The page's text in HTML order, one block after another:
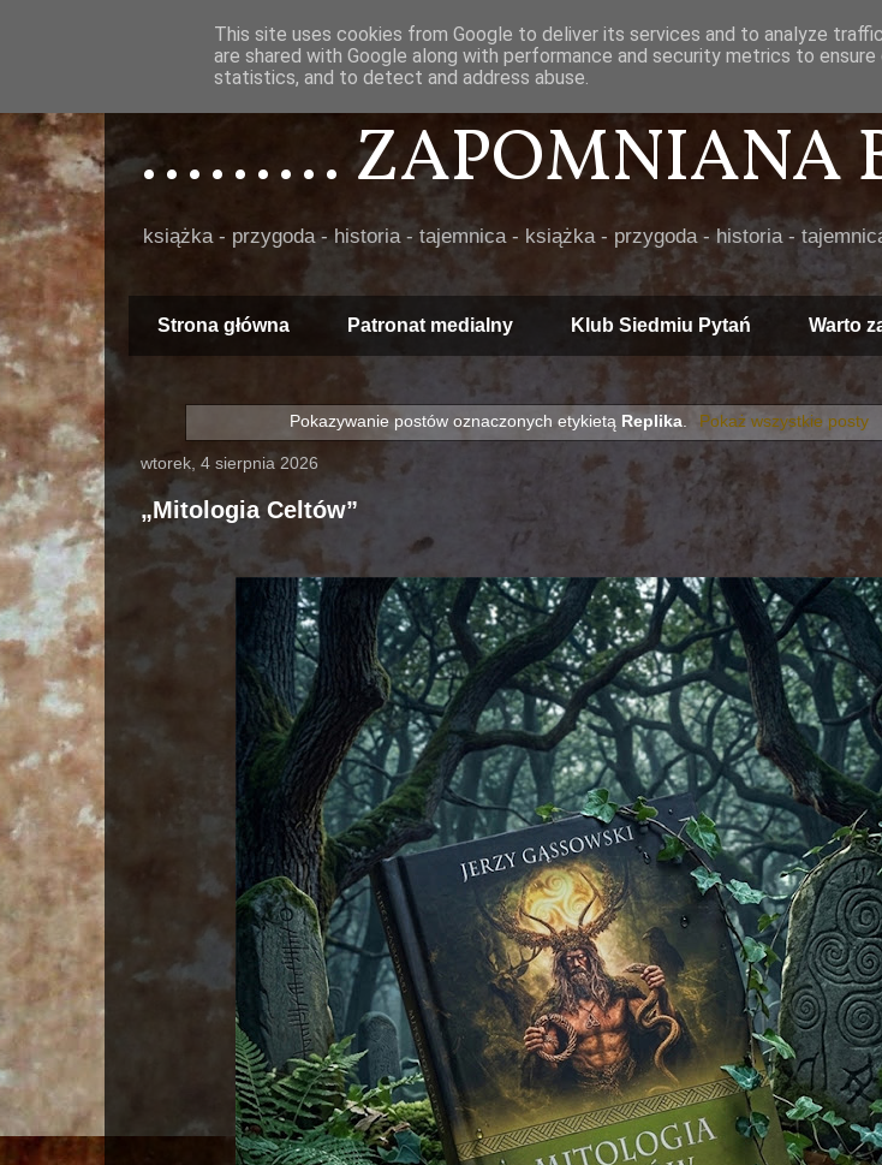
......... ZAPOMNIANA
książka - przygoda - historia - tajemnica - książka - przygoda - historia -
Strona główna Patronat medialny Klub Siedmiu Pytań Warto
Pokazywanie postów oznaczonych etykietą Replika. Pokaż wszystkie posty
wtorek, 4 sierpnia 2026
„Mitologia Celtów”
This site uses cookies from Google to deliver its services and to analyze
are shared with Google along with performance and security metrics to
statistics, and to detect and address abuse.